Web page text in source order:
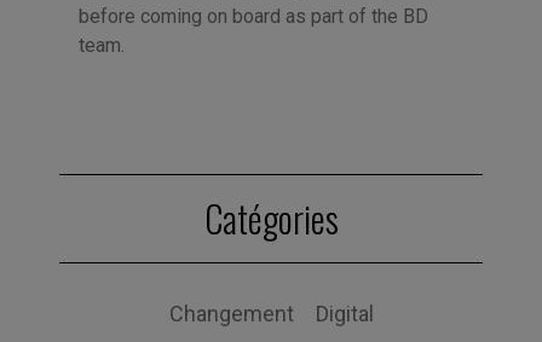
before coming on board as part of the BD
team.
Catégories
Changement Digital